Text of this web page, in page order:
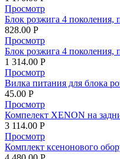
Просмотр
Блок розжига 4
828.00 Р
Просмотр
Блок розжига 4
1 314.00 Р
Просмотр
Вилка питания для блока
45.00 Р
Просмотр
Компелект XENON на
3 114.00 Р
Просмотр
Комплект ксенонового